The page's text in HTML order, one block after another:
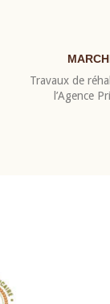
Travaux de
l’Agence